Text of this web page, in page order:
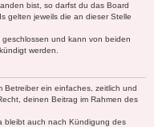
bist, so darfst du das Board
gelten jeweils die an dieser Stelle
und kann von beiden
werden.
Betreiber ein einfaches, zeitlich und
deinen Beitrag im Rahmen des
bleibt auch nach Kündigung des